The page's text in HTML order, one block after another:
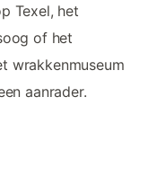
Texel, het
of het
wrakkenmuseum
aanrader.